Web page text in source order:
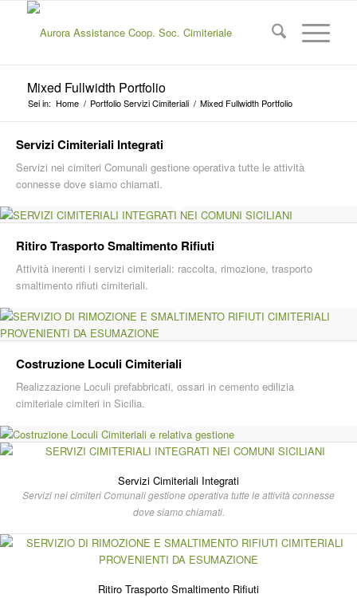
Mixed Fullwidth Portfolio
Sei in: Home / Portfolio Servizi Cimiteriali / Mixed Fullwidth Portfolio
Servizi Cimiteriali Integrati
Servizi nei cimiteri Comunali gestione operativa tutte le attività
connesse dove siamo chiamati.
Ritiro Trasporto Smaltimento Rifiuti
Attività inerenti i servizi cimiteriali: raccolta, rimozione, trasporto
smaltimento rifiuti cimiteriali.
Costruzione Loculi Cimiteriali
Realizzazione Loculi prefabbricati, ossari in cemento edilizia
cimiteriale cimiteri in Sicilia.
Servizi Cimiteriali Integrati
Servizi nei cimiteri Comunali gestione operativa tutte le attività connesse
dove siamo chiamati.
Ritiro Trasporto Smaltimento Rifiuti